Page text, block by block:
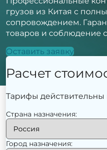
грузов из Китая с
сопровождением.
товаров и соблюдение
Оставить заявку
Расчет
Тарифы
Страна назначения:
Город назначения: